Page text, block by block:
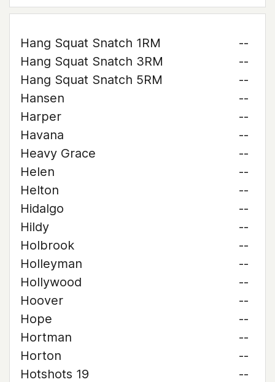
Hang Squat Snatch 1RM
--
Hang Squat Snatch 3RM
--
Hang Squat Snatch 5RM
--
Hansen
--
Harper
--
Havana
--
Heavy Grace
--
Helen
--
Helton
--
Hidalgo
--
Hildy
--
Holbrook
--
Holleyman
--
Hollywood
--
Hoover
--
Hope
--
Hortman
--
Horton
--
Hotshots 19
--